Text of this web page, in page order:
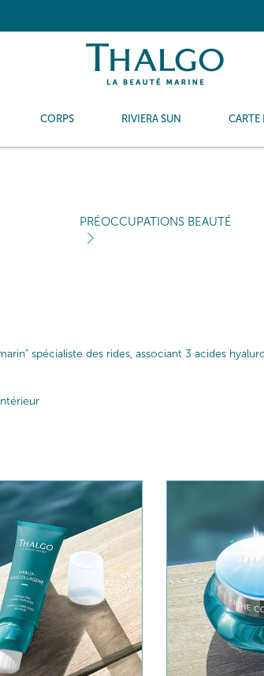
CORPS RIVIERA SUN CARTE
PRÉOCCUPATIONS BEAUTÉ
spécialiste des rides, associant 3 acides